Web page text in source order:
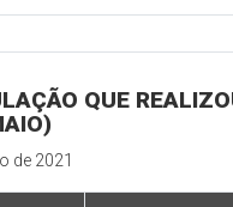
QUE
de 2021